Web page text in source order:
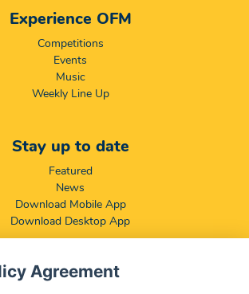
Experience OFM
Competitions
Events
Music
Weekly Line Up
Stay up to date
Featured
News
Download Mobile App
Download Desktop App
& Disclaimers
Agreement